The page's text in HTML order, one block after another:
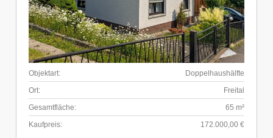
Objektart:
Doppelhaushälfte
Ort:
Freital
Gesamtfläche:
65 m²
Kaufpreis:
172.000,00 €